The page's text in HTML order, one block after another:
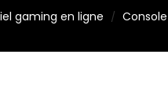
gaming en ligne